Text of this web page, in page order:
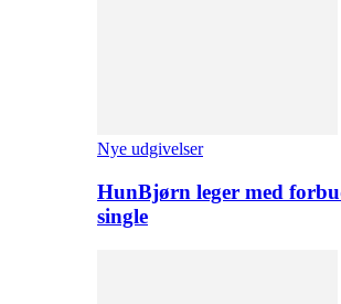
Nye udgivelser
HunBjørn leger med
single